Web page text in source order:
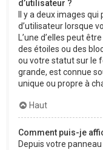
d’utilisateur ?
Il y a deux images
d’utilisateur lorsque
L’une d’elles peut
des étoiles ou des
ou votre statut sur le
grande, est connue
unique ou propre à
Haut
Comment puis-je
Depuis votre panneau